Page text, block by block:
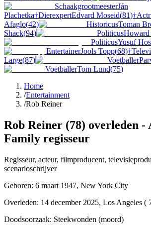
SchaakgrootmeesterJán
Plachetka†DierexpertEdvard Moseid(81)†
Afaglo(42) HistoricusToman
Shack(94) PoliticusHoward
PoliticusYusuf
EntertainerJools Topp(68)†
Large(87) Voetballer
VoetballerTom Lund(75)
Home
/Entertainment
/Rob Reiner
Rob Reiner (78) overleden -
Family regisseur
Regisseur, acteur, filmproducent,
scenarioschrijver
Geboren: 6 maart 1947, New York City
Overleden: 14 december 2025, Los Angeles (
Doodsoorzaak: Steekwonden (moord)